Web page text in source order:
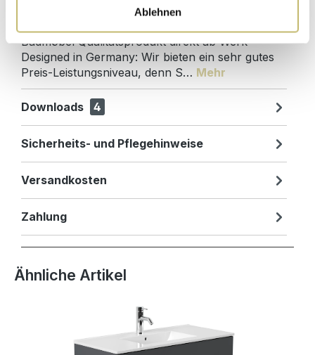
Ablehnen
Badmöbel Qualitätsprodukt direkt ab Werk -
Designed in Germany: Wir bieten ein sehr gutes
Preis-Leistungsniveau, denn S… Mehr
Downloads 4
Sicherheits- und Pflegehinweise
Versandkosten
Zahlung
Produktgalerie überspringen
Ähnliche Artikel